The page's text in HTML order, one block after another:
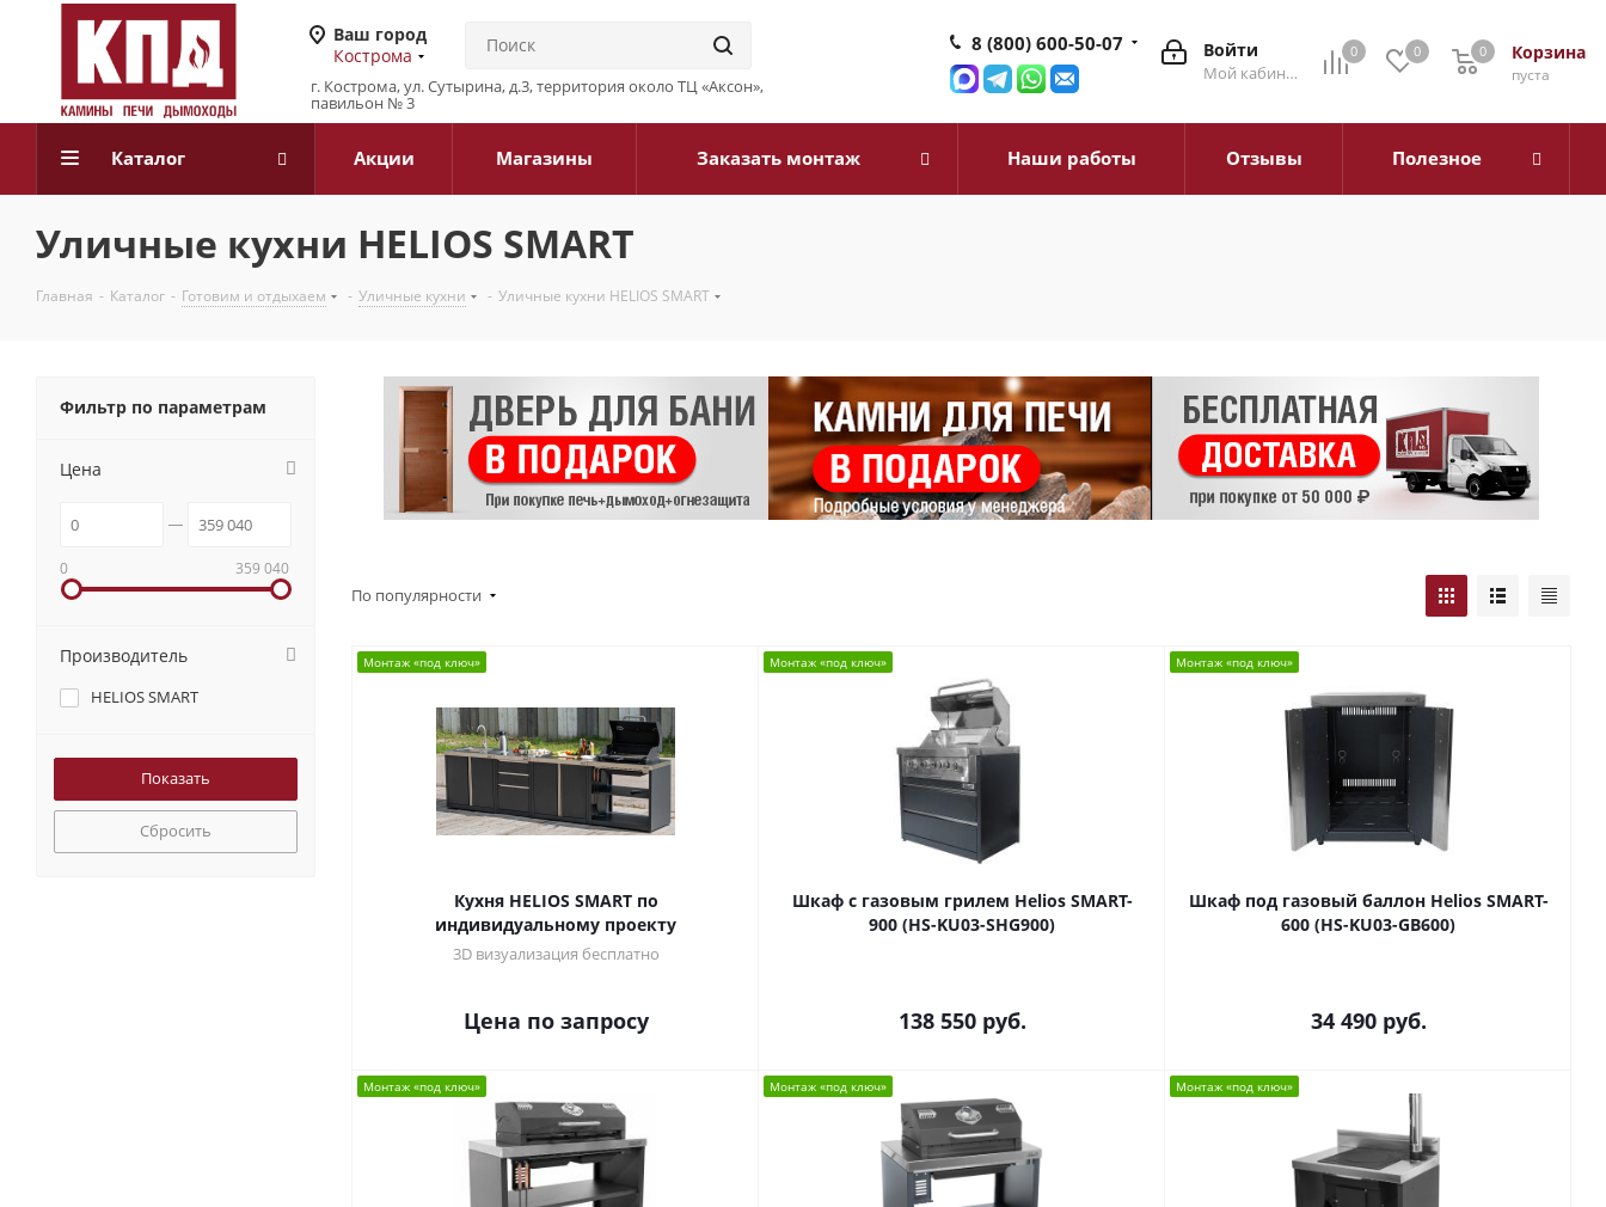
Ваш город
Кострома
г. Кострома, ул. Сутырина, д.3, территория около ТЦ «Аксон»,
павильон № 3
0 0 Корзина
0
пуста
0
Войти
Мой кабинет
8 (800) 600-50-07
Каталог Акции Магазины Заказать монтаж Наши работы Отзывы Полезное
Уличные кухни HELIOS SMART
Главная - Каталог - Готовим и отдыхаем - Уличные кухни - Уличные кухни HELIOS SMART
По популярности
Монтаж «под ключ»
Кухня HELIOS SMART по
индивидуальному проекту
3D визуализация бесплатно
Цена по запросу
Монтаж «под ключ»
Шкаф c газовым грилем Helios SMART-
900 (HS-KU03-SHG900)
138 550руб.
Монтаж «под ключ»
Шкаф под газовый баллон Helios SMART-
600 (HS-KU03-GB600)
34 490руб.
Монтаж «под ключ» Монтаж «под ключ» Монтаж «под ключ»
Фильтр по параметрам
Цена
0 359 040
Производитель
HELIOS SMART
Сбросить